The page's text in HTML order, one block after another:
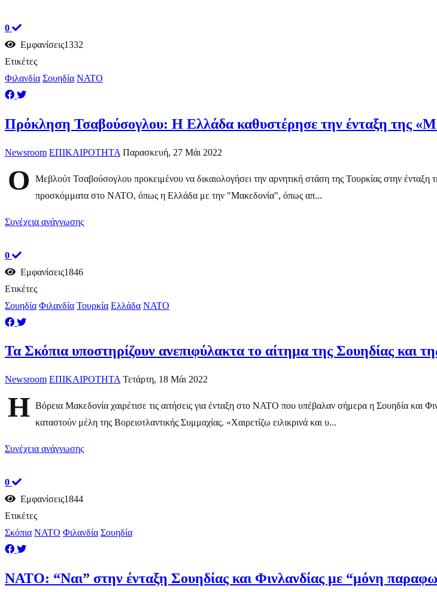
0
Εμφανίσεις1332
Ετικέτες
Φιλανδία Σουηδία ΝΑΤΟ
Πρόκληση Τσαβούσογλου: H Ελλάδα καθυστέρησε την ένταξη της
Newsroom ΕΠΙΚΑΙΡΟΤΗΤΑ Παρασκευή, 27 Μάι 2022
Ο
Μεβλούτ Τσαβούσογλου προκειμένου να δικαιολογήσει την αρνητική στάση της Τουρκίας στην
προσκόμματα στο ΝΑΤΟ, όπως η Ελλάδα με την "Μακεδονία", όπως απ...
Συνέχεια ανάγνωσης
0
Εμφανίσεις1846
Ετικέτες
Σουηδία Φιλανδία Τουρκία Ελλάδα ΝΑΤΟ
Τα Σκόπια υποστηρίζουν ανεπιφύλακτα το αίτημα της Σουηδίας και
Newsroom ΕΠΙΚΑΙΡΟΤΗΤΑ Τετάρτη, 18 Μάι 2022
Η Βόρεια Μακεδονία χαιρέτισε τις αιτήσεις για ένταξη στο ΝΑΤΟ που υπέβαλαν σήμερα η Σουηδία και
καταστούν μέλη της Βορειοτλαντικής Συμμαχίας. «Χαιρετίζω ειλικρινά και υ...
Συνέχεια ανάγνωσης
0
Εμφανίσεις1844
Ετικέτες
Σκόπια ΝΑΤΟ Φιλανδία Σουηδία
NATO: “Ναι” στην ένταξη Σουηδίας και Φινλανδίας με “μόνη